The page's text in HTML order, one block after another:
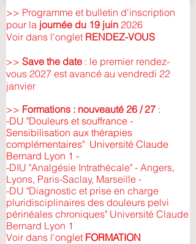
>> Programme et bulletin d'inscription
pour la journée du 19 juin 2026
Voir dans l'onglet RENDEZ-VOUS
>> Save the date : le premier rendez-
vous 2027 est avancé au vendredi 22
janvier
>> Formations : nouveauté 26 / 27 :
-DU "Douleurs et souffrance -
Sensibilisation aux thérapies
complémentaires" Université Claude
Bernard Lyon 1 -
-DIU "Analgésie Intrathécale" - Angers,
Lyons, Paris-Saclay, Marseille -
-DU "Diagnostic et prise en charge
pluridisciplinaires des douleurs pelvi
périnéales chroniques" Université Claude
Bernard Lyon 1
Voir dans l'onglet FORMATION